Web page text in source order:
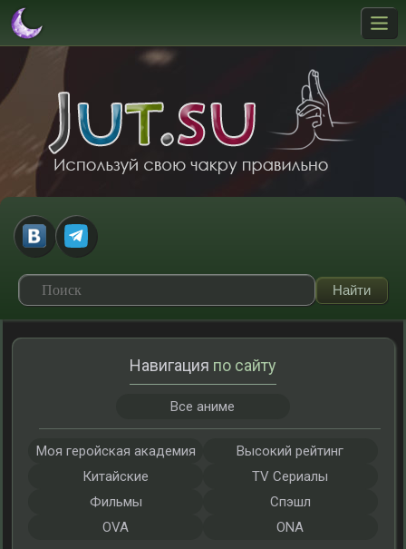
Навигация по сайту
Все аниме
Моя геройская академия
Высокий рейтинг
Китайские
TV Сериалы
Фильмы
Спэшл
OVA
ONA